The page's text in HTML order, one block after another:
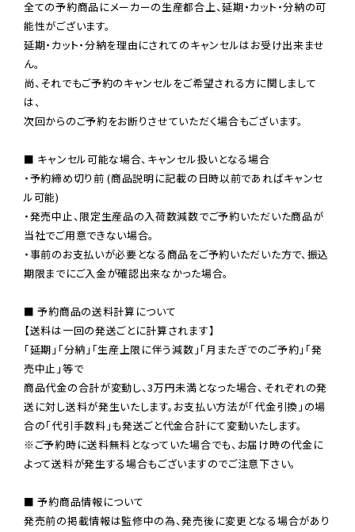
全ての予約商品にメーカーの生産都合上、延期・カット・分納の可
能性がございます。
延期・カット・分納を理由にされてのキャンセルはお受け出来ませ
ん。
尚、それでもご予約のキャンセルをご希望される方に関しまして
は、
次回からのご予約をお断りさせていただく場合もございます。
■ キャンセル可能な場合、キャンセル扱いとなる場合
・予約締め切り前 (商品説明に記載の日時以前であればキャンセ
ル可能)
・発売中止、限定生産品の入荷数減数でご予約いただいた商品が
当社でご用意できない場合。
・事前のお支払いが必要となる商品をご予約いただいた方で、振込
期限までにご入金が確認出来なかった場合。
■ 予約商品の送料計算について
【送料は一回の発送ごとに計算されます】
「延期」「分納」「生産上限に伴う減数」「月またぎでのご予約」「発
売中止」等で
商品代金の合計が変動し、3万円未満となった場合、それぞれの発
送に対し送料が発生いたします。お支払い方法が「代金引換」の場
※ご予約時に送料無料となっていた場合でも、お届け時の代金に
よって送料が発生する場合もございますのでご注意下さい。
■ 予約商品情報について
発売前の掲載情報は監修中の為、発売後に変更となる場合があり